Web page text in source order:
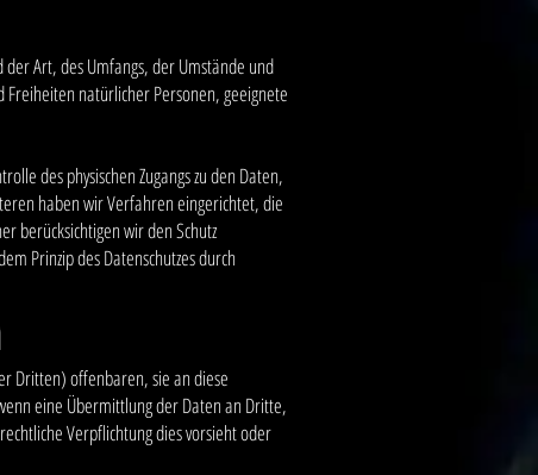
Art, des Umfangs, der Umstände und
Freiheiten natürlicher Personen, geeignete
des physischen Zugangs zu den Daten,
haben wir Verfahren eingerichtet, die
berücksichtigen wir den Schutz
Prinzip des Datenschutzes durch
Dritten) offenbaren, sie an diese
eine Übermittlung der Daten an Dritte,
Verpflichtung dies vorsieht oder